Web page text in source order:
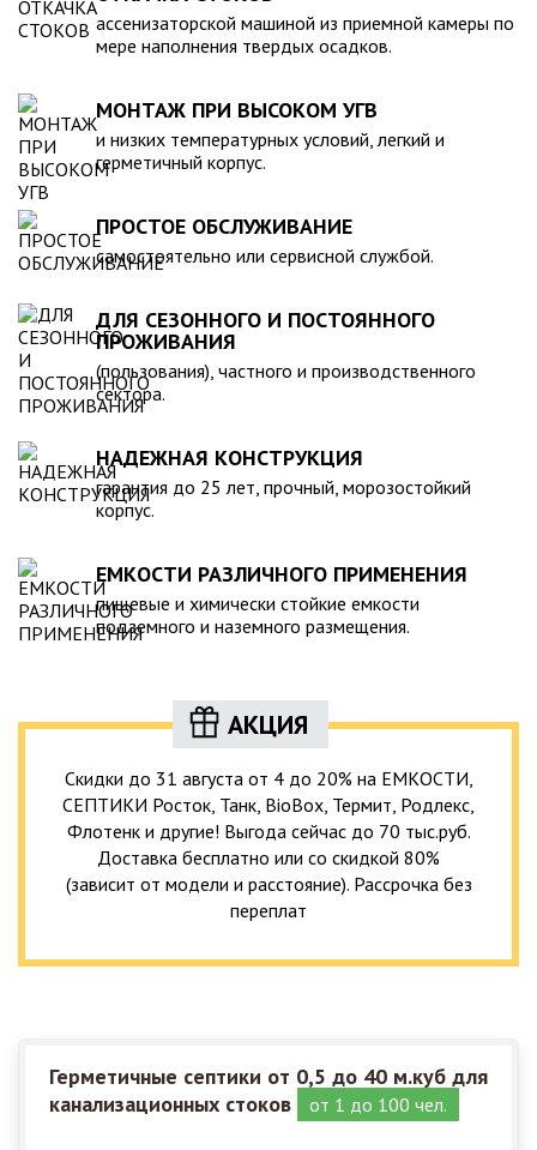
компанией, произведена в полном соответствии с
действующими стандартами и полностью безопасна в
экологическом отношении.
ассенизаторской машиной из приемной камеры по
мере наполнения твердых осадков.
МОНТАЖ ПРИ ВЫСОКОМ УГВ
и низких температурных условий, легкий и
герметичный корпус.
ПРОСТОЕ ОБСЛУЖИВАНИЕ
самостоятельно или сервисной службой.
ДЛЯ СЕЗОННОГО И ПОСТОЯННОГО
ПРОЖИВАНИЯ
(пользования), частного и производственного
сектора.
НАДЕЖНАЯ КОНСТРУКЦИЯ
гарантия до 25 лет, прочный, морозостойкий
корпус.
ЕМКОСТИ РАЗЛИЧНОГО ПРИМЕНЕНИЯ
пищевые и химически стойкие емкости
подземного и наземного размещения.
АКЦИЯ
Скидки до 31 августа от 4 до 20% на ЕМКОСТИ,
СЕПТИКИ Росток, Танк, BioBox, Термит, Родлекс,
Флотенк и другие! Выгода сейчас до 70 тыс.руб.
Доставка бесплатно или со скидкой 80%
(зависит от модели и расстояние). Рассрочка без
переплат
Герметичные септики от 0,5 до 40 м.куб для
канализационных стоков
от 1 до 100 чел.